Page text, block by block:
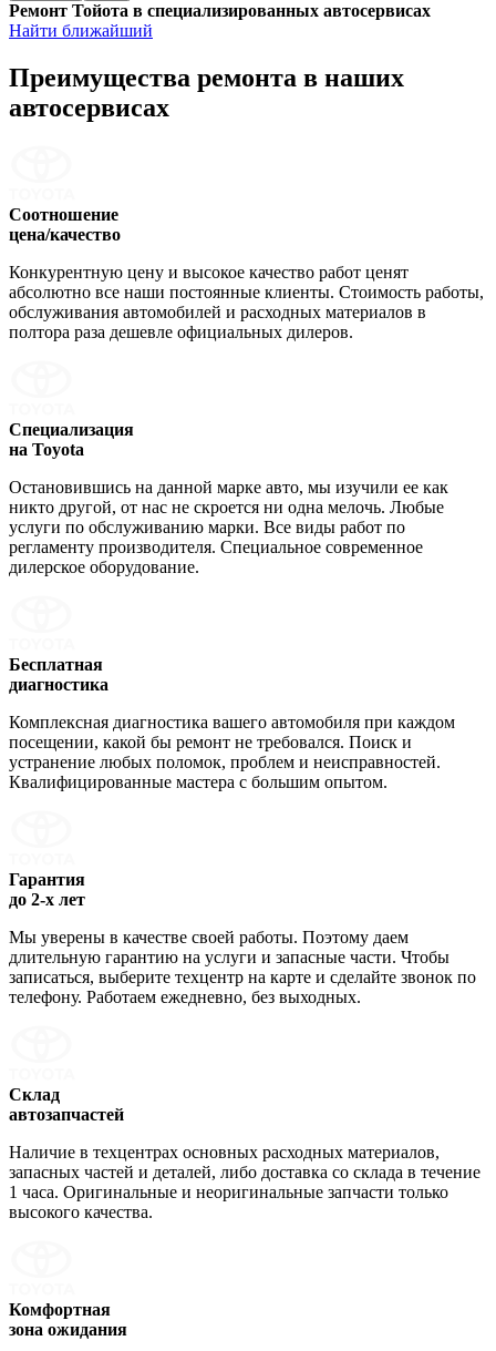
Ремонт Тойота в специализированных автосервисах
Найти ближайший
Преимущества ремонта в наших
автосервисах
Соотношение
цена/качество
Конкурентную цену и высокое качество работ ценят
абсолютно все наши постоянные клиенты. Стоимость работы,
обслуживания автомобилей и расходных материалов в
полтора раза дешевле официальных дилеров.
Специализация
на Toyota
Остановившись на данной марке авто, мы изучили ее как
никто другой, от нас не скроется ни одна мелочь. Любые
услуги по обслуживанию марки. Все виды работ по
регламенту производителя. Специальное современное
дилерское оборудование.
Бесплатная
диагностика
Комплексная диагностика вашего автомобиля при каждом
посещении, какой бы ремонт не требовался. Поиск и
устранение любых поломок, проблем и неисправностей.
Квалифицированные мастера с большим опытом.
Гарантия
до 2-х лет
Мы уверены в качестве своей работы. Поэтому даем
длительную гарантию на услуги и запасные части. Чтобы
записаться, выберите техцентр на карте и сделайте звонок по
телефону. Работаем ежедневно, без выходных.
Склад
автозапчастей
Наличие в техцентрах основных расходных материалов,
запасных частей и деталей, либо доставка со склада в течение
1 часа. Оригинальные и неоригинальные запчасти только
высокого качества.
Комфортная
зона ожидания